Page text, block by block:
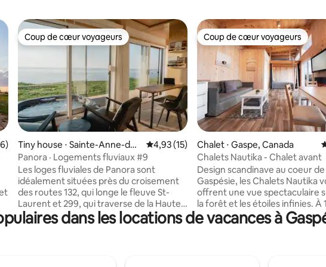
moyenne sur la base de 6 commentaires : 5 sur 5
Coup de cœur voyageurs
Coup de cœur voyageurs
Tiny house ⋅ Sainte-Anne-des
-Monts
Évaluation moyenne sur la base de 15
4,93 (15)
Panora · Logements fluviaux #9
Les loges fluviales de Panora sont
idéalement situées près du croisement
des routes 132, qui longe le fleuve St-
Laurent et 299, qui traverse de la Haute-
Gaspésie à la Baie-des-Chaleurs. Lovées
dans une anse non-visible à partir de la
Coup de cœur voyageurs
Coup de cœur voyageurs
Chalet ⋅ Gaspe, Canada
Chalets Nautika - Chalet avant
Design scandinave au coeur de
Gaspésie, les Chalets Nautika
offrent une vue spectaculaire
la forêt et les étoiles infinies. À
minutes de Gaspé, à 30
Percé et du parc Forillon, et à
dans les locations de vacances à